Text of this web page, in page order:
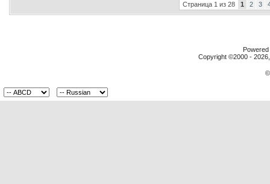
Страница 1 из 28 1 2 3
Copyright ©2000 -
©